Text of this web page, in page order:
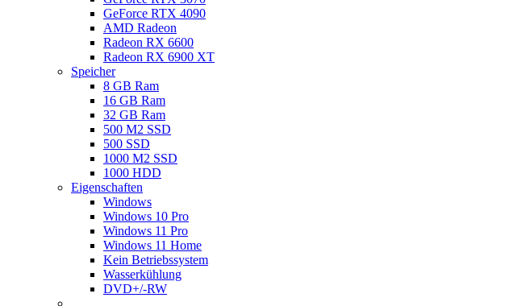
GeForce RTX 4090
AMD Radeon
Radeon RX 6600
Radeon RX 6900 XT
Speicher
8 GB Ram
16 GB Ram
32 GB Ram
500 M2 SSD
500 SSD
1000 M2 SSD
1000 HDD
Eigenschaften
Windows
Windows 10 Pro
Windows 11 Pro
Windows 11 Home
Kein Betriebssystem
Wasserkühlung
DVD+/-RW